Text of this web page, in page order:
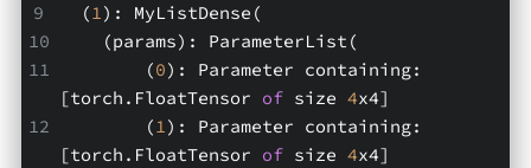
  (
1): MyListDense(
    (params): ParameterList(
        (
0): Parameter containing:
[torch.FloatTensor of size 4x4]
        (
1): Parameter containing:
[torch.FloatTensor of size 4x4]